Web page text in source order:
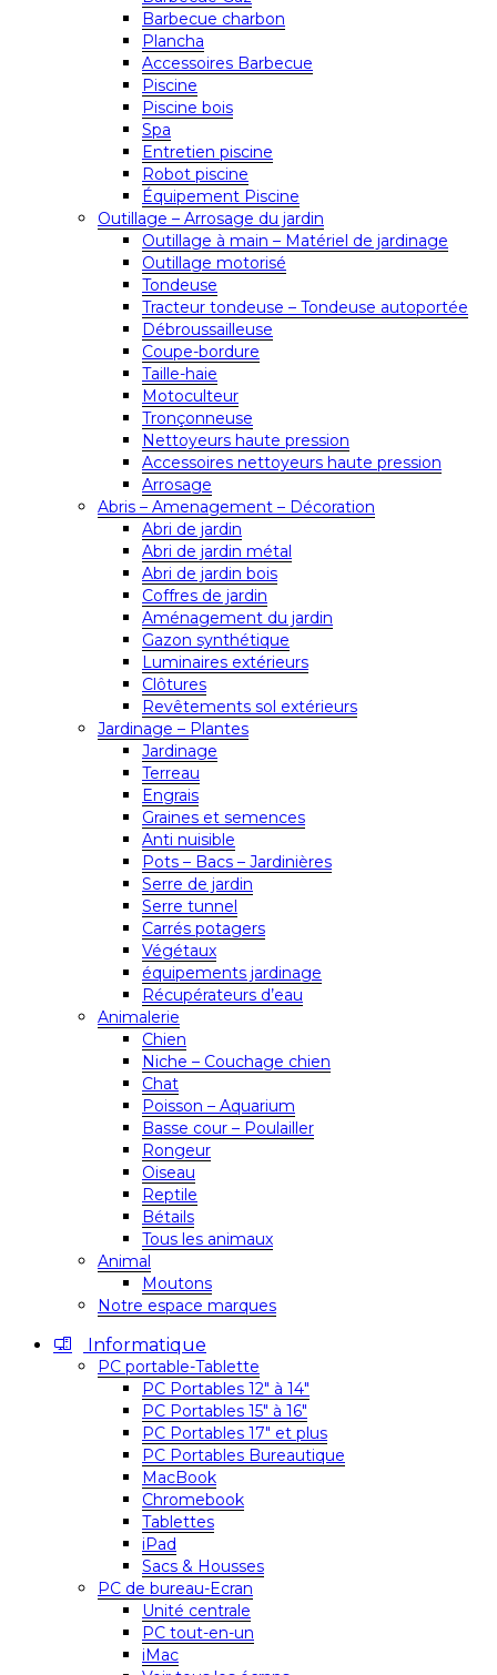
Barbecue charbon
Plancha
Accessoires Barbecue
Piscine
Piscine bois
Spa
Entretien piscine
Robot piscine
Équipement Piscine
Outillage – Arrosage du jardin
Outillage à main – Matériel de jardinage
Outillage motorisé
Tondeuse
Tracteur tondeuse – Tondeuse autoportée
Débroussailleuse
Coupe-bordure
Taille-haie
Motoculteur
Tronçonneuse
Nettoyeurs haute pression
Accessoires nettoyeurs haute pression
Arrosage
Abris – Amenagement – Décoration
Abri de jardin
Abri de jardin métal
Abri de jardin bois
Coffres de jardin
Aménagement du jardin
Gazon synthétique
Luminaires extérieurs
Clôtures
Revêtements sol extérieurs
Jardinage – Plantes
Jardinage
Terreau
Engrais
Graines et semences
Anti nuisible
Pots – Bacs – Jardinières
Serre de jardin
Serre tunnel
Carrés potagers
Végétaux
équipements jardinage
Récupérateurs d’eau
Animalerie
Chien
Niche – Couchage chien
Chat
Poisson – Aquarium
Basse cour – Poulailler
Rongeur
Oiseau
Reptile
Bétails
Tous les animaux
Animal
Moutons
Notre espace marques
Informatique
PC portable-Tablette
PC Portables 12″ à 14″
PC Portables 15″ à 16″
PC Portables 17″ et plus
PC Portables Bureautique
MacBook
Chromebook
Tablettes
iPad
Sacs & Housses
PC de bureau-Ecran
Unité centrale
PC tout-en-un
iMac